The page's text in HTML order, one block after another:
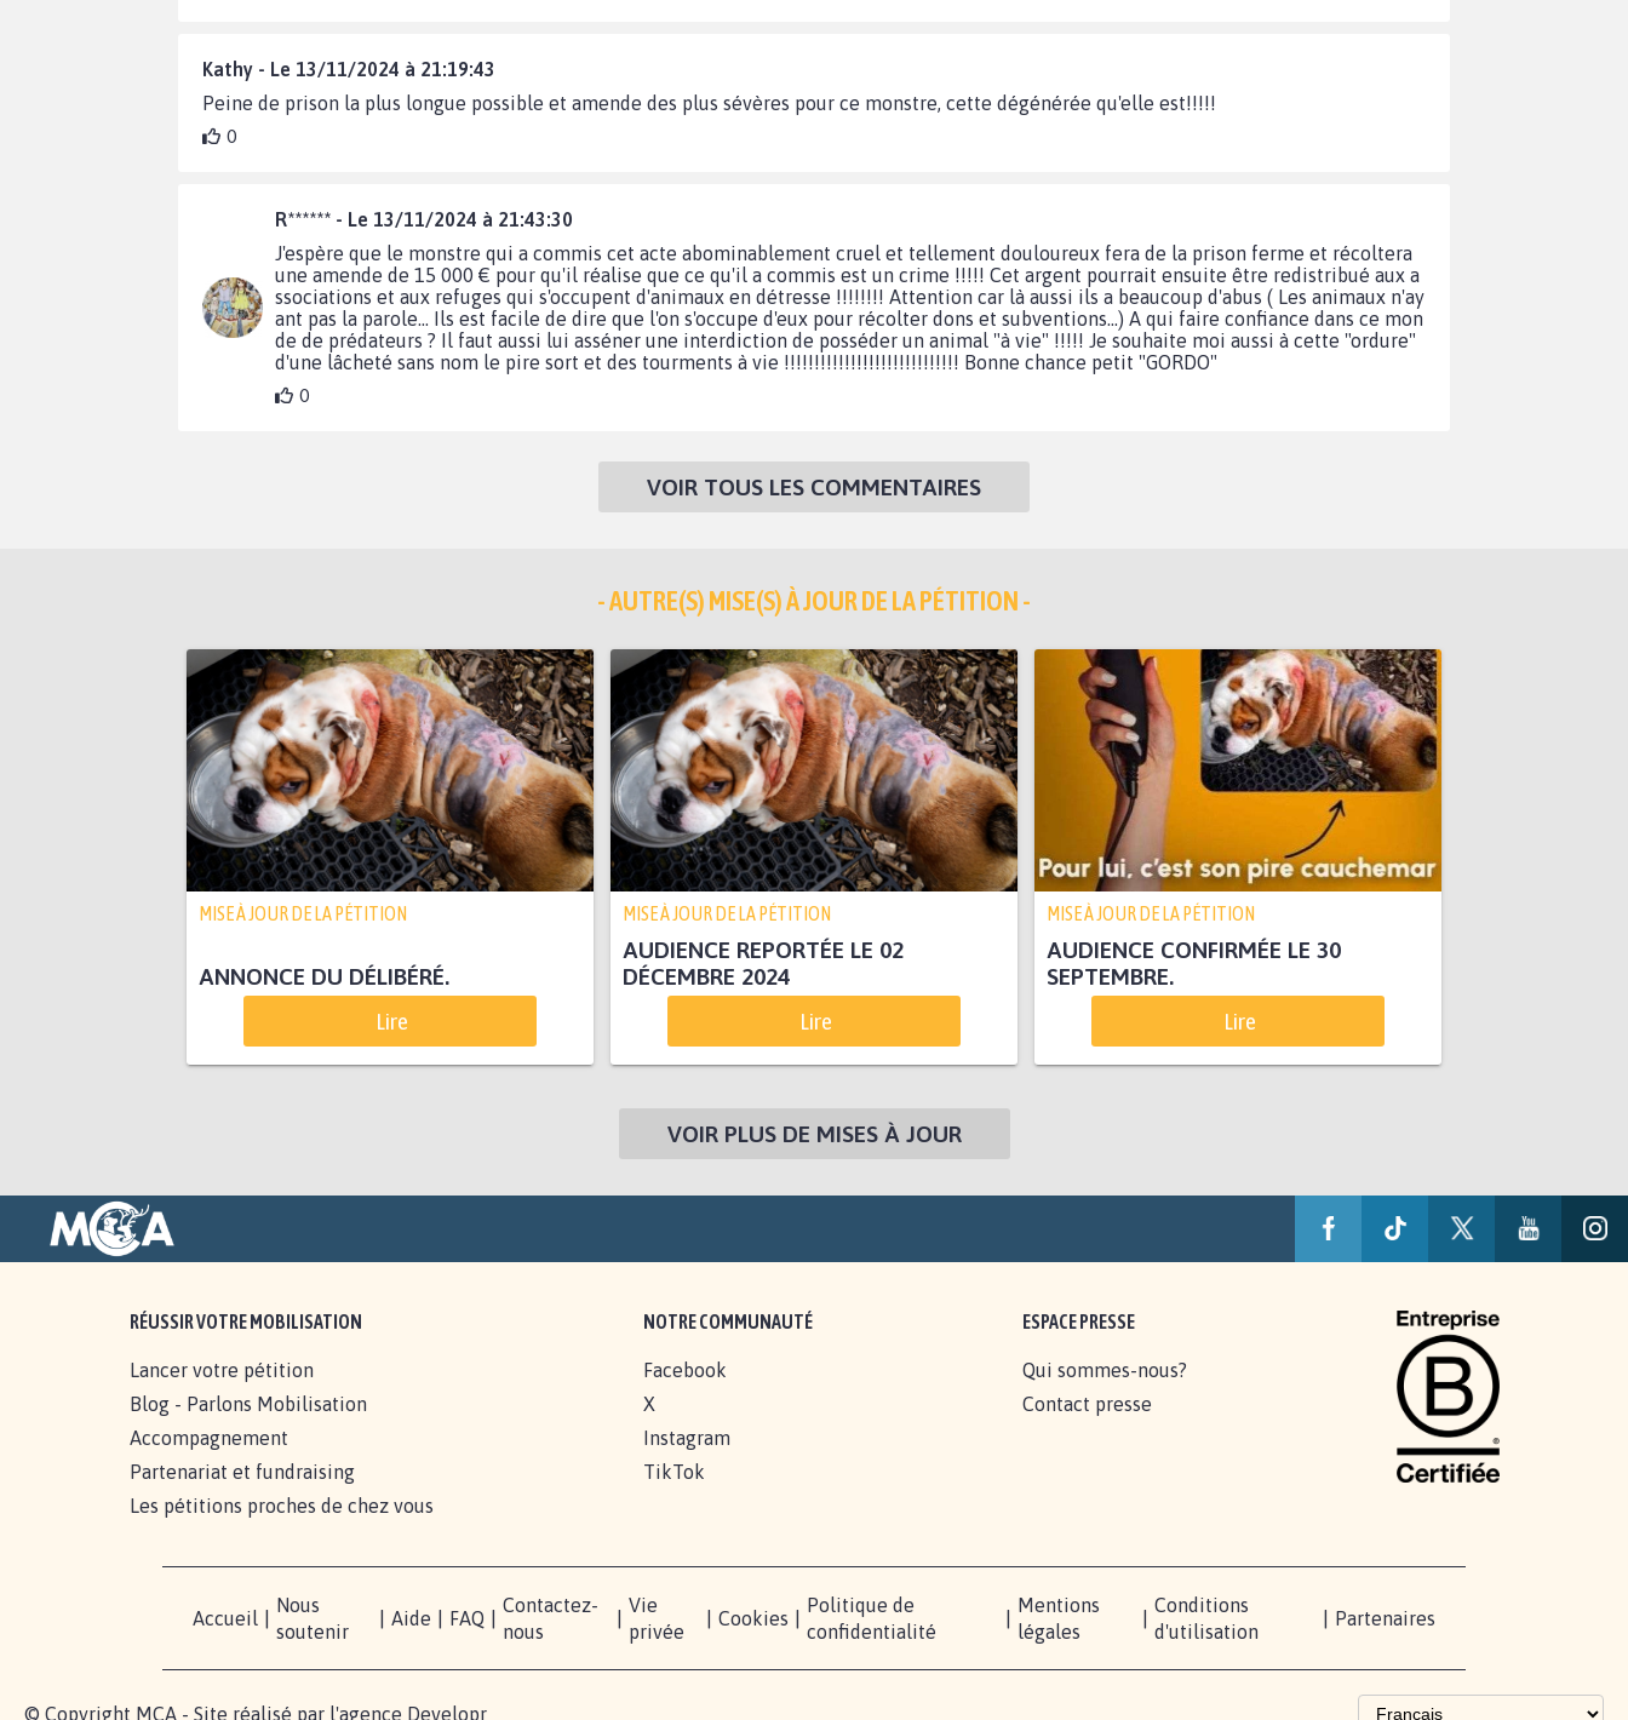
Kathy - Le 13/11/2024 à 21:19:43
Peine de prison la plus longue possible et amende des plus sévères pour ce monstre, cette dégénérée qu'elle est!!!!!
0
R****** - Le 13/11/2024 à 21:43:30
J'espère que le monstre qui a commis cet acte abominablement cruel et tellement douloureux fera de la prison ferme et récoltera
une amende de 15 000 € pour qu'il réalise que ce qu'il a commis est un crime !!!!! Cet argent pourrait ensuite être redistribué aux a
ssociations et aux refuges qui s'occupent d'animaux en détresse !!!!!!!! Attention car là aussi ils a beaucoup d'abus ( Les animaux n'ay
ant pas la parole... Ils est facile de dire que l'on s'occupe d'eux pour récolter dons et subventions...) A qui faire confiance dans ce mon
de de prédateurs ? Il faut aussi lui asséner une interdiction de posséder un animal "à vie" !!!!! Je souhaite moi aussi à cette "ordure"
d'une lâcheté sans nom le pire sort et des tourments à vie !!!!!!!!!!!!!!!!!!!!!!!!!!!!! Bonne chance petit "GORDO"
0
VOIR TOUS LES COMMENTAIRES
- AUTRE(S) MISE(S) À JOUR DE LA PÉTITION -
MISE À JOUR DE LA PÉTITION
ANNONCE DU DÉLIBÉRÉ.
Lire
MISE À JOUR DE LA PÉTITION
AUDIENCE REPORTÉE LE 02
DÉCEMBRE 2024
Lire
MISE À JOUR DE LA PÉTITION
AUDIENCE CONFIRMÉE LE 30
SEPTEMBRE.
Lire
VOIR PLUS DE MISES À JOUR
RÉUSSIR VOTRE MOBILISATION
Lancer votre pétition
Blog - Parlons Mobilisation
Accompagnement
Partenariat et fundraising
Les pétitions proches de chez vous
NOTRE COMMUNAUTÉ
Facebook
X
Instagram
TikTok
ESPACE PRESSE
Qui sommes-nous?
Contact presse
Accueil
Nous
soutenir
Aide FAQ
Contactez-
nous
Vie
privée
Cookies
Politique de
confidentialité
Mentions
légales
Conditions
d'utilisation
Partenaires
© Copyright MCA - Site réalisé par l'agence Developr